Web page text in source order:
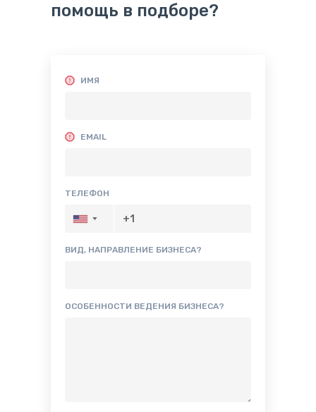
помощь в подборе?
ИМЯ
EMAIL
ТЕЛЕФОН
▼
ВИД, НАПРАВЛЕНИЕ БИЗНЕСА?
ОСОБЕННОСТИ ВЕДЕНИЯ БИЗНЕСА?